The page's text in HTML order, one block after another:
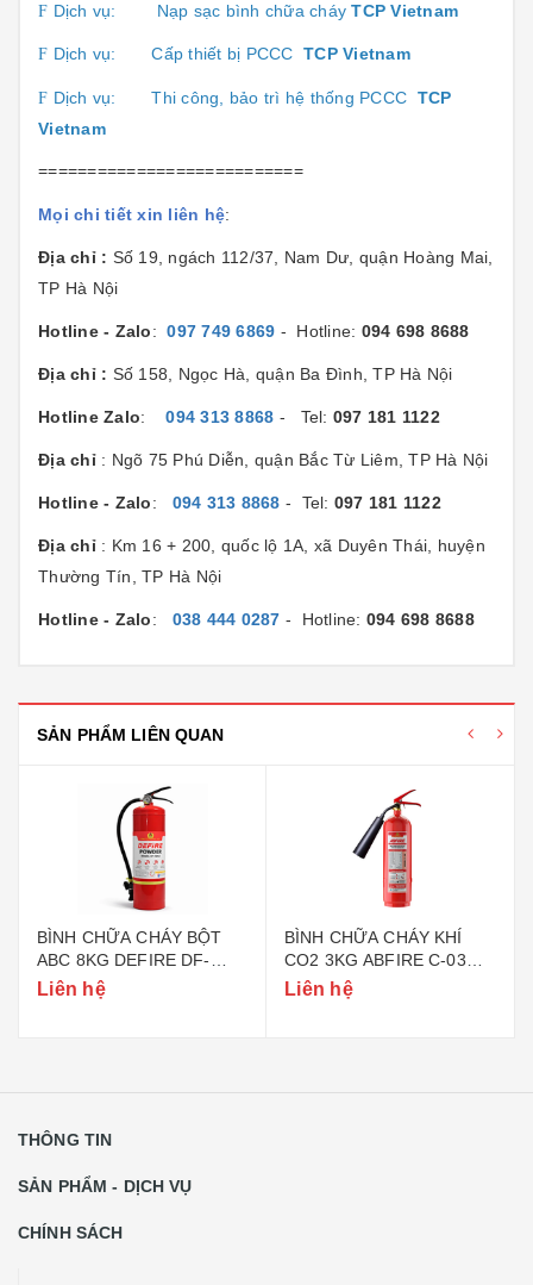
F Dịch vụ: Nạp sạc bình chữa cháyTCP Vietnam
F Dịch vụ:Cấp thiết bị PCCC TCP Vietnam
F Dịch vụ:Thi công, bảo trì hệ thống PCCC TCP
Vietnam
===========================
Mọi chi tiết xin liên hệ:
Địa chỉ : Số 19, ngách 112/37, Nam Dư, quận Hoàng Mai,
TP Hà Nội
Hotline - Zalo:097 749 6869 - Hotline: 094 698 8688
Địa chỉ : Số 158, Ngọc Hà, quận Ba Đình, TP Hà Nội
Hotline Zalo:094 313 8868 - Tel: 097 181 1122
Địa chỉ : Ngõ 75 Phú Diễn, quận Bắc Từ Liêm, TP Hà Nội
Hotline - Zalo: 094 313 8868 - Tel: 097 181 1122
Địa chỉ : Km 16 + 200, quốc lộ 1A, xã Duyên Thái, huyện
Thường Tín, TP Hà Nội
Hotline - Zalo: 038 444 0287 - Hotline: 094 698 8688
SẢN PHẨM LIÊN QUAN
BÌNH CHỮA CHÁY BỘT
ABC 8KG DEFIRE DF-
ABC8 (BỘ CÔNG AN)
Liên hệ
BÌNH CHỮA CHÁY KHÍ
CO2 3KG ABFIRE C-03
(TEM BỘ CÔNG AN)
Liên hệ
THÔNG TIN
SẢN PHẨM - DỊCH VỤ
CHÍNH SÁCH